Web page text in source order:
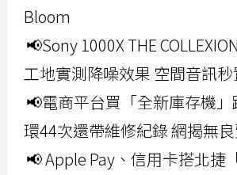
Bloom
📢Sony 1000X THE
工地實測降噪效果 空間音訊
📢電商平台買「全新庫存機
環44次還帶維修紀錄 網揭無
📢 Apple Pay、信用卡搭北捷